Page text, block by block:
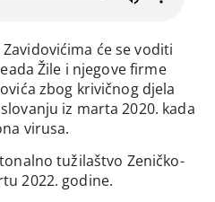
će se voditi
Žile i njegove firme
zbog krivičnog djela
iz marta 2020. kada
virusa.
tužilaštvo Zeničko-
2022. godine.